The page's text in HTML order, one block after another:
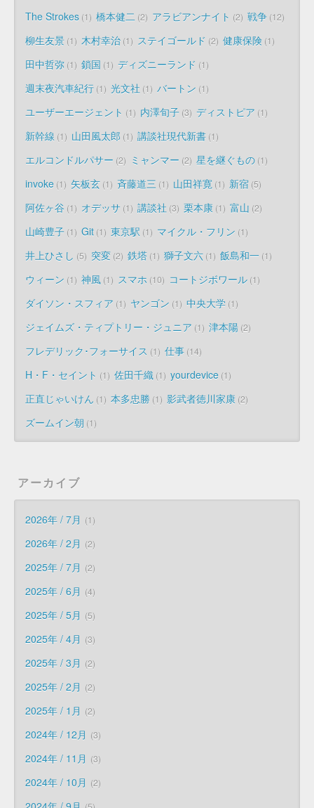
The Strokes 1 橋本健二 2 アラビアンナイト 2 戦争 12
柳生友景 1 木村幸治 1 ステイゴールド 2 健康保険 1
田中哲弥 1 鎖国 1 ディズニーランド 1
週末夜汽車紀行 1 光文社 1 バートン 1
ユーザーエージェント 1 内澤旬子 3 ディストピア 1
新幹線 1 山田風太郎 1 講談社現代新書 1
エルコンドルパサー 2 ミャンマー 2 星を継ぐもの 1
invoke 1 矢板玄 1 斉藤道三 1 山田祥寛 1 新宿 5
阿佐ヶ谷 1 オデッサ 1 講談社 3 栗本康 1 富山 2
山崎豊子 1 Git 1 東京駅 1 マイクル・フリン 1
井上ひさし 5 突変 2 鉄塔 1 獅子文六 1 飯島和一 1
ウィーン 1 神風 1 スマホ 10 コートジボワール 1
ダイソン・スフィア 1 ヤンゴン 1 中央大学 1
ジェイムズ・ティプトリー・ジュニア 1 津本陽 2
フレデリック･フォーサイス 1 仕事 14
H・F・セイント 1 佐田千織 1 yourdevice 1
正直じゃいけん 1 本多忠勝 1 影武者徳川家康 2
ズームイン朝 1
アーカイブ
2026年 / 7月 1
2026年 / 2月 2
2025年 / 7月 2
2025年 / 6月 4
2025年 / 5月 5
2025年 / 4月 3
2025年 / 3月 2
2025年 / 2月 2
2025年 / 1月 2
2024年 / 12月 3
2024年 / 11月 3
2024年 / 10月 2